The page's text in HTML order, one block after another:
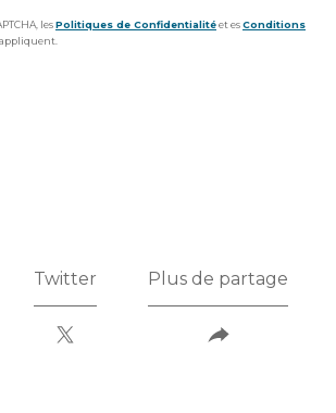
lesPolitiques de Confidentialitéet esConditions
Twitter Plus de partage